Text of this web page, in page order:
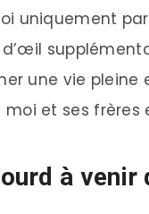
uniquement
une vie
et ses frères
à venir